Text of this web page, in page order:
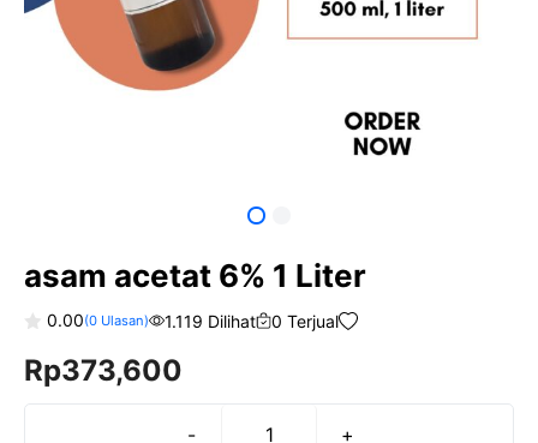
asam acetat 6% 1 Liter
o
u
0.00(0Ulasan) 1.119 Dilihat 0 Terjual
Rp373,600
- +